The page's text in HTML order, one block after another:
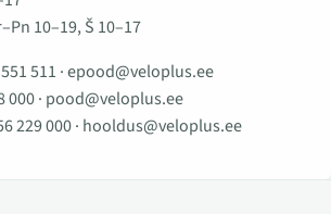
10–19, Š 10–17
511 ·epood@veloplus.ee
000· pood@veloplus.ee
229 000· hooldus@veloplus.ee